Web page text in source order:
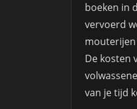
boeken in
vervoerd
mouterijen
De kosten
van je tijd